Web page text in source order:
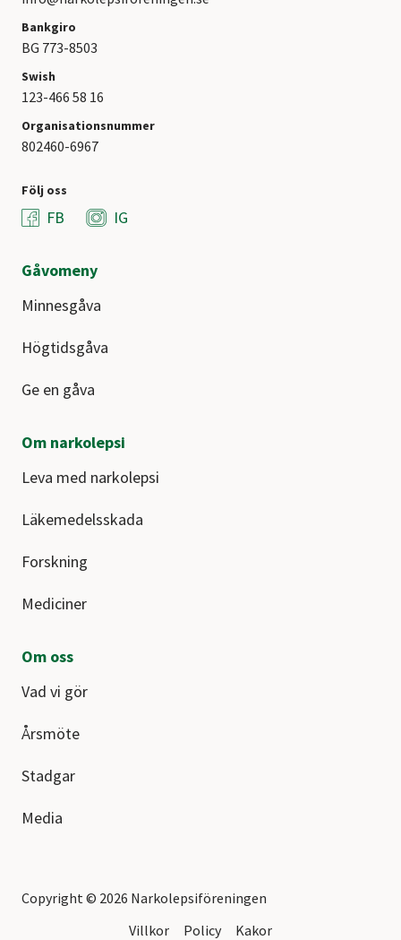
Bankgiro
BG 773-8503
Swish
123-466 58 16
Organisationsnummer
802460-6967
Följ oss
FB IG
Gåvomeny
Minnesgåva
Högtidsgåva
Ge en gåva
Om narkolepsi
Leva med narkolepsi
Läkemedelsskada
Forskning
Mediciner
Om oss
Vad vi gör
Årsmöte
Stadgar
Media
Copyright © 2026 Narkolepsiföreningen
Villkor
Policy Kakor